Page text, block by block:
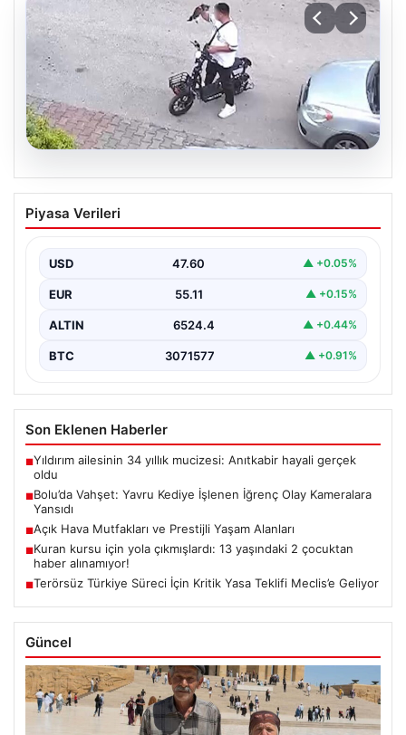
Bolu’da Vahşet: Yavru Kediye İşlenen
İğrenç Olay Kameralara Yansıdı
günlerde meydana gelen korkutucu olay, bölgedeki
sakinleri derinden sarstı. Elektrikli…
Piyasa Verileri
USD 47.60 ▲ +0.05%
EUR 55.11 ▲ +0.15%
ALTIN 6524.4 ▲ +0.44%
BTC 3071577 ▲ +0.91%
Son Eklenen Haberler
■Yıldırım ailesinin 34 yıllık mucizesi: Anıtkabir hayali gerçek
oldu
■Bolu’da Vahşet: Yavru Kediye İşlenen İğrenç Olay Kameralara
Yansıdı
■Açık Hava Mutfakları ve Prestijli Yaşam Alanları
■Kuran kursu için yola çıkmışlardı: 13 yaşındaki 2 çocuktan
haber alınamıyor!
■Terörsüz Türkiye Süreci İçin Kritik Yasa Teklifi Meclis’e Geliyor
Güncel